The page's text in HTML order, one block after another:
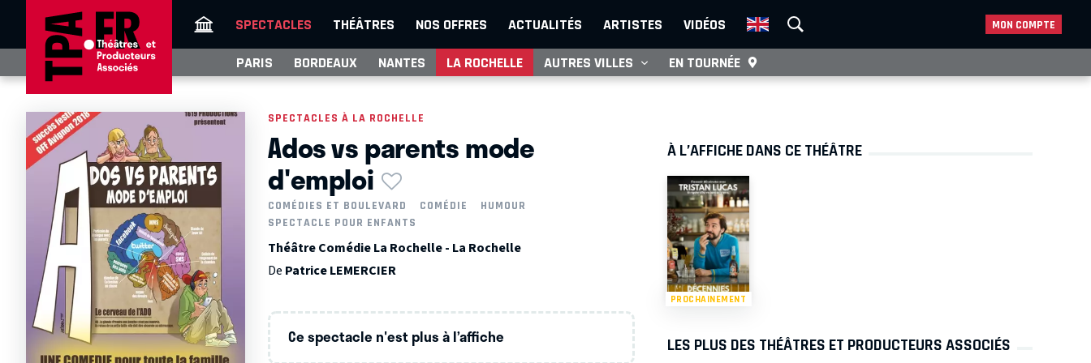
SPECTACLES THÉÂTRES NOS OFFRES ACTUALITÉS ARTISTES VIDÉOS MON COMPTE
PARIS BORDEAUX NANTES LA ROCHELLE AUTRES VILLES EN TOURNÉE
SPECTACLES À LA ROCHELLE
Ados vs parents mode
d'emploi
COMÉDIES ET BOULEVARD COMÉDIE
HUMOUR
SPECTACLE POUR ENFANTS
Théâtre Comédie La Rochelle - La Rochelle
De Patrice LEMERCIER
Ce spectacle n'est plus à l’affiche
À L’AFFICHE DANS CE THÉÂTRE
PROCHAINEMENT
LES PLUS DES THÉÂTRES ET PRODUCTEURS ASSOCIÉS